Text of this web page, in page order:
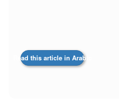
Read this article in Arabic